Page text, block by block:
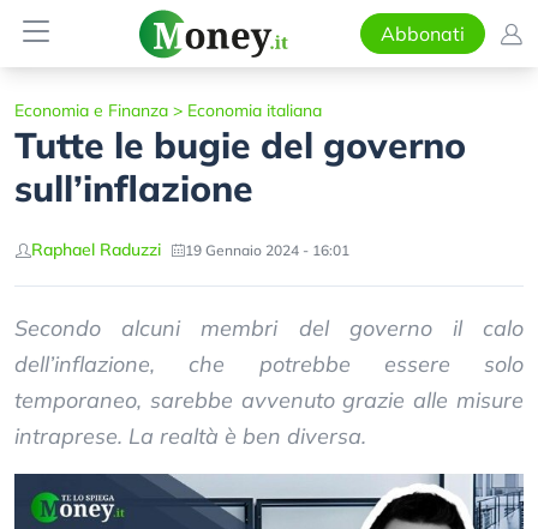
Abbonati
Economia e Finanza > Economia italiana
Tutte le bugie del governo
sull’inflazione
Raphael Raduzzi 19 Gennaio 2024 - 16:01
Secondo alcuni membri del governo il calo
dell’inflazione, che potrebbe essere solo
temporaneo, sarebbe avvenuto grazie alle misure
intraprese. La realtà è ben diversa.